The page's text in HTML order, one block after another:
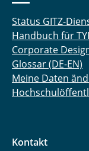
Status GITZ-
Handbuch für
Corporate
Glossar (DE-EN)
Meine Daten
Kontakt